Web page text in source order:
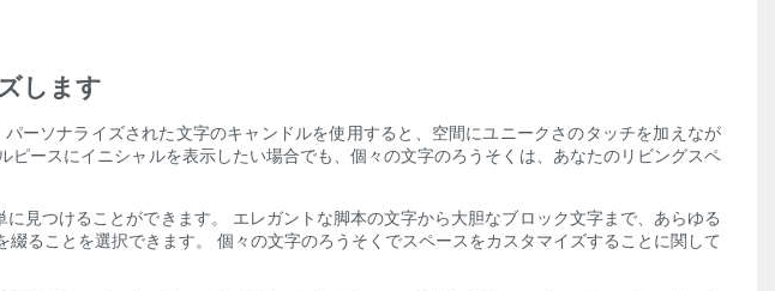
します
ーソナライズされた文字のキャンドルを使用すると、空間にユニークさのタッチを加えなが
ースにイニシャルを表示したい場合でも、個々の文字のろうそくは、あなたのリビングスペ
見つけることができます。 エレガントな脚本の文字から大胆なブロック文字まで、あらゆる
ることを選択できます。 個々の文字のろうそくでスペースをカスタマイズすることに関して